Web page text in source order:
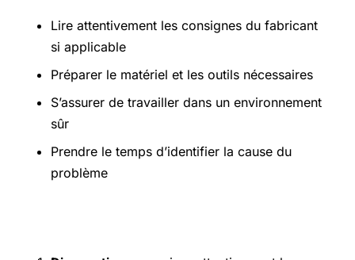
Lire attentivement les consignes du fabricant
si applicable
Préparer le matériel et les outils nécessaires
S’assurer de travailler dans un environnement
sûr
Prendre le temps d’identifier la cause du
problème